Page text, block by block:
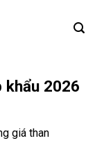
khẩu 2026
giá than